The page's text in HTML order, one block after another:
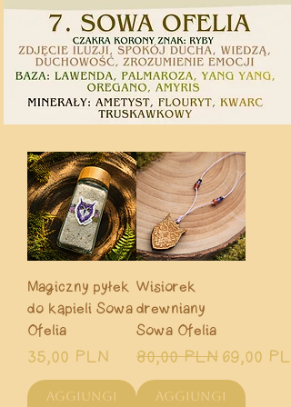
Magiczny pyłek
do kąpieli Sowa
Ofelia
Prezzo
35,00 PLN
Aggiungi
Wisiorek
drewniany
Sowa Ofelia
Prezzo regolare
80,00 PLNPrezzo
69,00 PLN
Aggiungi